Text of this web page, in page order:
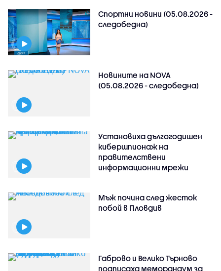
Спортни новини (05.08.2026 -
следобедна)
Новините на NOVA
(05.08.2026 - следобедна)
Установиха дългогодишен
кибершпионаж на
правителствени
информационни мрежи
Мъж почина след жесток
побой в Пловдив
Габрово и Велико Търново
подписаха меморандум за